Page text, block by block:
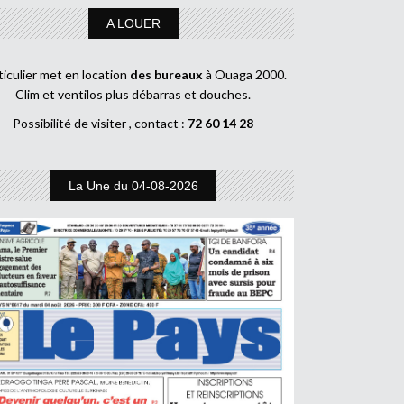
A LOUER
met en location des bureaux à Ouaga 2000.
Clim et ventilos plus débarras et douches.
Possibilité de visiter , contact : 72 60 14 28
La Une du 04-08-2026